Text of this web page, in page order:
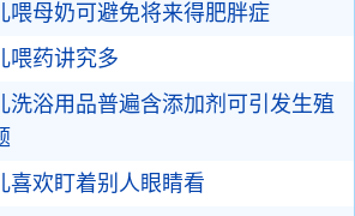
喂母奶可避免将来得肥胖症
喂药讲究多
洗浴用品普遍含添加剂可引发生殖
喜欢盯着别人眼睛看